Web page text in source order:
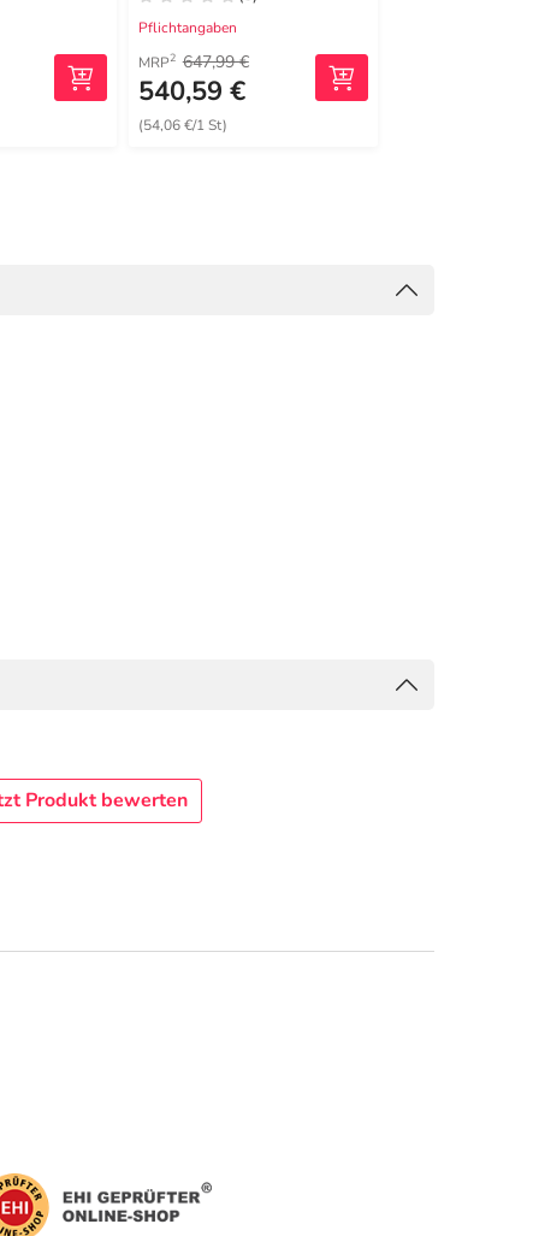
Pflichtangaben
MRP2 647,99 €
540,59 €
(54,06 €/1 St)
Produkt bewerten